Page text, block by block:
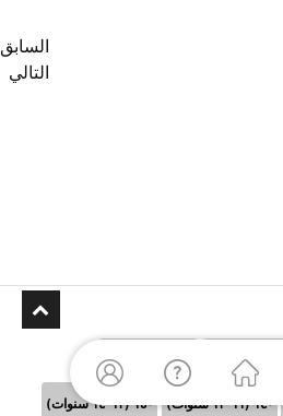
السابق
التالي
١١٠ (٥-٦سنوات)
١٤٠ (١١-١٢ سنوات) ١٥٠ (١٣-١٤ سنوات)